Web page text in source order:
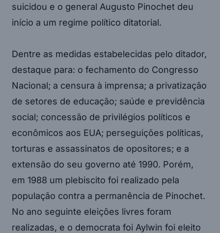
suicidou e o general Augusto Pinochet deu
início a um regime político ditatorial.
Dentre as medidas estabelecidas pelo ditador,
destaque para: o fechamento do Congresso
Nacional; a censura à imprensa; a privatização
de setores de educação; saúde e previdência
social; concessão de privilégios políticos e
econômicos aos EUA; perseguições políticas,
torturas e assassinatos de opositores; e a
extensão do seu governo até 1990. Porém,
em 1988 um plebiscito foi realizado pela
população contra a permanência de Pinochet.
No ano seguinte eleições livres foram
realizadas, e o democrata foi Aylwin foi eleito